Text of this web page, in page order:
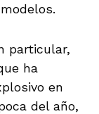
particular,
ha
en
del año,